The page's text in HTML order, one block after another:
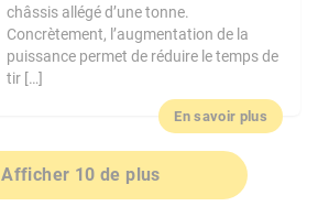
châssis allégé d’une tonne.
Concrètement, l’augmentation de la
puissance permet de réduire le temps de
tir […]
En savoir plus
Afficher 10 de plus